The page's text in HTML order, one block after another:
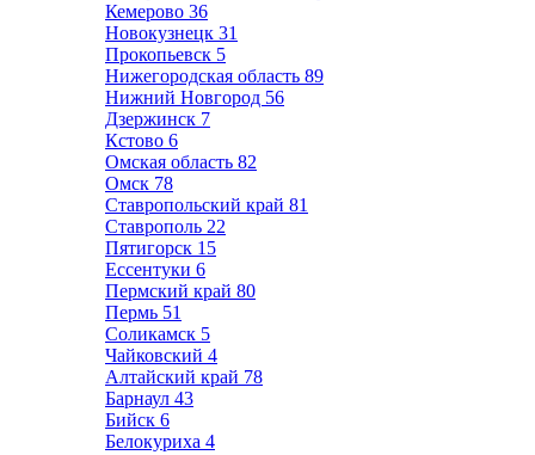
Кемерово 36
Новокузнецк 31
Прокопьевск 5
Нижегородская область 89
Нижний Новгород 56
Дзержинск 7
Кстово 6
Омская область 82
Омск 78
Ставропольский край 81
Ставрополь 22
Пятигорск 15
Ессентуки 6
Пермский край 80
Пермь 51
Соликамск 5
Чайковский 4
Алтайский край 78
Барнаул 43
Бийск 6
Белокуриха 4